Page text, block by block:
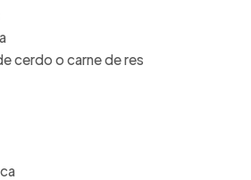
cerdo o carne de res